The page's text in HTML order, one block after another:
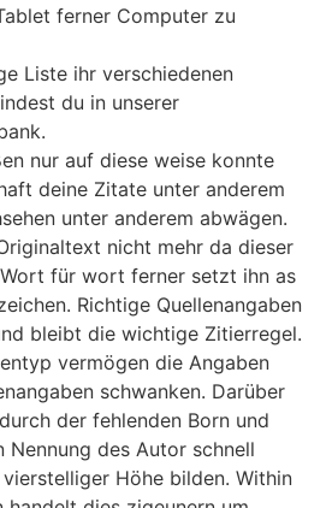
ferner Computer zu
Liste ihr verschiedenen
du in unserer
nur auf diese weise konnte
deine Zitate unter anderem
unter anderem abwägen.
nicht mehr da dieser
für wort ferner setzt ihn as
Richtige Quellenangaben
bleibt die wichtige Zitierregel.
vermögen die Angaben
schwanken. Darüber
der fehlenden Born und
Nennung des Autor schnell
Höhe bilden. Within